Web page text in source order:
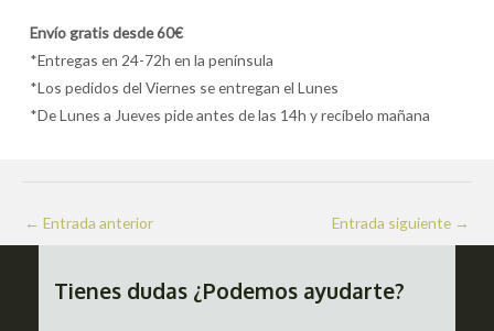
Envío gratis desde 60€
*Entregas en 24-72h en la península
*Los pedidos del Viernes se entregan el Lunes
*De Lunes a Jueves pide antes de las 14h y recíbelo mañana
Navegación
de
← Entrada anterior Entrada siguiente →
Tienes dudas ¿Podemos ayudarte?